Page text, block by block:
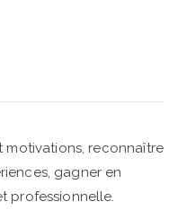
motivations, reconnaître
gagner en
professionnelle.